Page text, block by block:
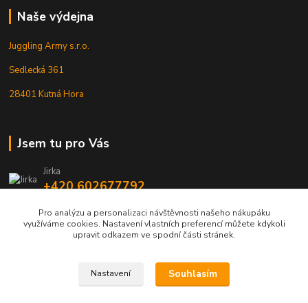
Naše výdejna
Juggling Army s.r.o.
Sedlecká 361
28401 Kutná Hora
Jsem tu pro Vás
Jirka
+420 602677792
info@jarmy.cz
Pro analýzu a personalizaci návštěvnosti našeho nákupáku
využíváme cookies. Nastavení vlastních preferencí můžete kdykoli
upravit odkazem ve spodní části stránek.
Nastavení Souhlasím